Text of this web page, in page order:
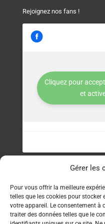
Gérer les
Pour vous offrir la meilleure
telles que les cookies pour
votre appareil. Le consentement à
traiter des données telles que le
Rejoignez nos fans !
Cliquez pour
et
Service
Politique